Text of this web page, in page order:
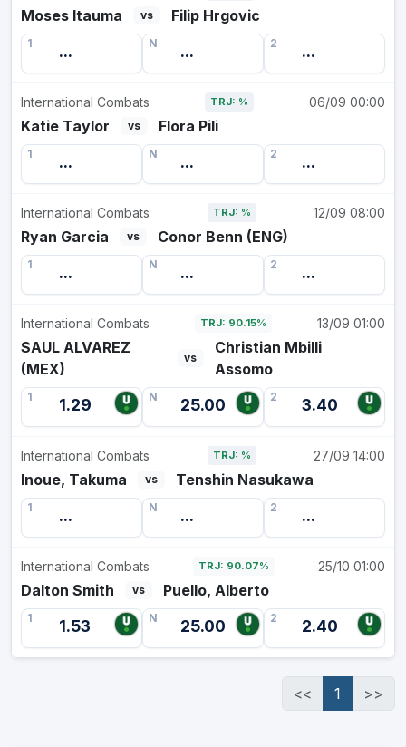
Moses Itauma vs Filip Hrgovic
1 ... N ... 2 ...
International Combats TRJ: % 06/09 00:00
Katie Taylor vs Flora Pili
1 ... N ... 2 ...
International Combats TRJ: % 12/09 08:00
Ryan Garcia vs Conor Benn (ENG)
1 ... N ... 2 ...
International Combats TRJ: 90.15% 13/09 01:00
SAUL ALVAREZ
(MEX)
vs
Christian Mbilli
Assomo
1 1.29 N 25.00 2 3.40
International Combats TRJ: % 27/09 14:00
Inoue, Takuma vs Tenshin Nasukawa
1 ... N ... 2 ...
International Combats TRJ: 90.07% 25/10 01:00
Dalton Smith vs Puello, Alberto
1 1.53 N 25.00 2 2.40
<< 1 (current)
>>